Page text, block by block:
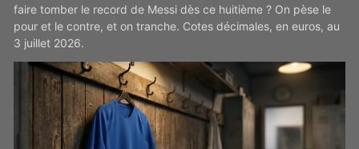
faire tomber le record de Messi dès ce huitième ? On pèse le
pour et le contre, et on tranche. Cotes décimales, en euros, au
3 juillet 2026.